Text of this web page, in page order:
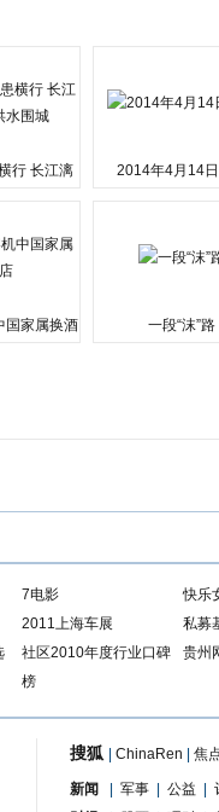
行 长江漓
2014年4月14
国家属换酒
一段“沫”路
7电影
快乐
2011上海车展
私募
社区2010年度行业口碑
榜
贵州
搜狐 ChinaRen 焦
新闻 军事 公益